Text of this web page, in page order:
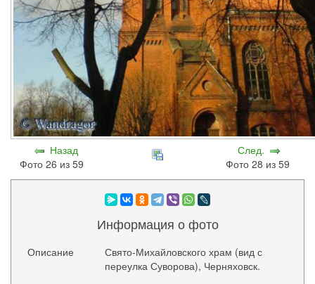
Назад
Фото 26 из 59
След.
Фото 28 из 59
Информация о фото
Описание
Свято-Михайловского храм (вид с
переулка Суворова), Черняховск.